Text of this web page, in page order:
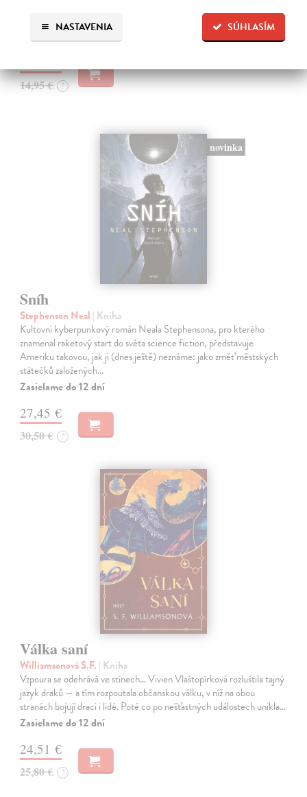
SÚHLASÍM
NASTAVENIA
vyjadrenie každého jedného dátového bajtu v kyberpriestore.
Na sklade
14,95 € ?
novinka
Sníh
Stephenson Neal | Kniha
Kultovní kyberpunkový román Neala Stephensona, pro kterého
znamenal raketový start do světa science fiction, představuje
Ameriku takovou, jak ji (dnes ještě) neznáme: jako změť městských
státečků založených…
Zasielame do 12 dní
27,45 €
30,50 € ?
Válka saní
Williamsonová S.F. | Kniha
Vzpoura se odehrává ve stínech… Vivien Vlaštopírková rozluštila tajný
jazyk draků — a tím rozpoutala občanskou válku, v níž na obou
stranách bojují draci i lidé. Poté co po nešťastných událostech unikla…
Zasielame do 12 dní
24,51 €
25,80 € ?